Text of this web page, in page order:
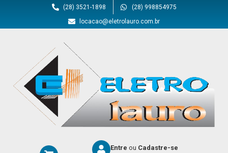
(28) 3521-1898
(28) 998854975
locacao@eletrolauro.com.br
Entre ou Cadastre-se